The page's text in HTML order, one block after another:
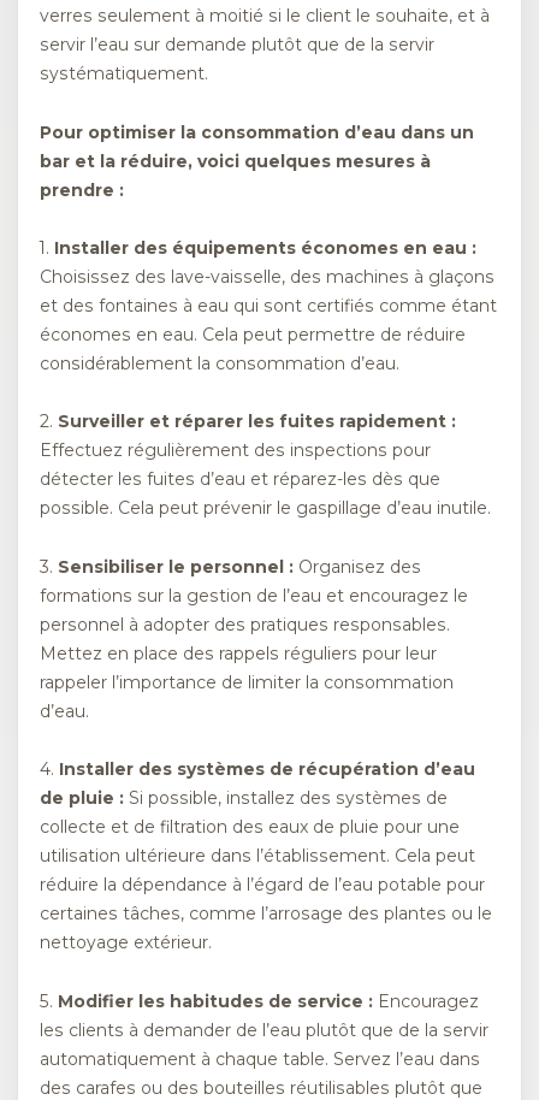
verres seulement à moitié si le client le souhaite, et à
servir l’eau sur demande plutôt que de la servir
systématiquement.
Pour optimiser la consommation d’eau dans un
bar et la réduire, voici quelques mesures à
prendre :
1. Installer des équipements économes en eau :
Choisissez des lave-vaisselle, des machines à glaçons
et des fontaines à eau qui sont certifiés comme étant
économes en eau. Cela peut permettre de réduire
considérablement la consommation d’eau.
2. Surveiller et réparer les fuites rapidement :
Effectuez régulièrement des inspections pour
détecter les fuites d’eau et réparez-les dès que
possible. Cela peut prévenir le gaspillage d’eau inutile.
3. Sensibiliser le personnel : Organisez des
formations sur la gestion de l’eau et encouragez le
personnel à adopter des pratiques responsables.
Mettez en place des rappels réguliers pour leur
rappeler l’importance de limiter la consommation
d’eau.
4. Installer des systèmes de récupération d’eau
de pluie : Si possible, installez des systèmes de
collecte et de filtration des eaux de pluie pour une
utilisation ultérieure dans l’établissement. Cela peut
réduire la dépendance à l’égard de l’eau potable pour
certaines tâches, comme l’arrosage des plantes ou le
nettoyage extérieur.
5. Modifier les habitudes de service : Encouragez
les clients à demander de l’eau plutôt que de la servir
automatiquement à chaque table. Servez l’eau dans
des carafes ou des bouteilles réutilisables plutôt que